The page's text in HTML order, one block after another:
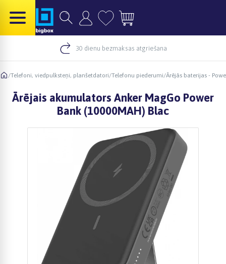
30 dienu bezmaksas atgriešana
/Telefoni, viedpulksteņi, planšetdatori/Telefonu piederumi/Ārējās baterijas -
Ārējais akumulators Anker MagGo Power
Bank (10000MAH) Blac